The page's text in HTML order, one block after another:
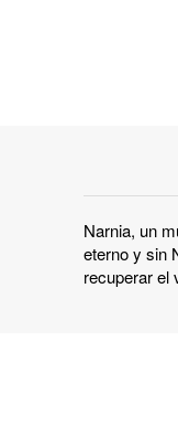
Narnia, un
eterno y sin
recuperar el